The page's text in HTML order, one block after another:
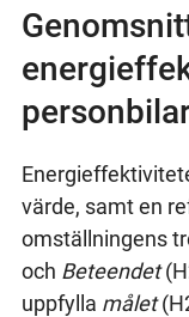
värde, samt en
omställningens
och Beteendet
uppfylla målet